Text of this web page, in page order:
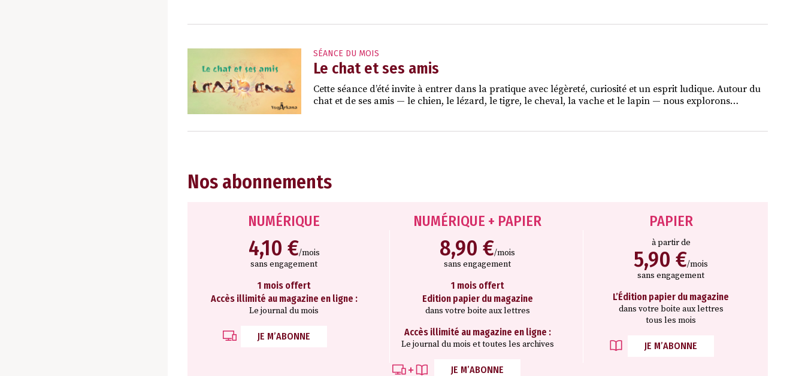
SÉANCE DU MOIS
Le chat et ses amis
Cette séance d’été invite à entrer dans la pratique avec légèreté, curiosité et un esprit ludique. Autour du
chat et de ses amis — le chien, le lézard, le tigre, le cheval, la vache et le lapin — nous explorons…
Nos abonnements
NUMÉRIQUE
4,10 €/mois
sans engagement
1 mois offert
Accès illimité au magazine en ligne :
Le journal du mois
JE M’ABONNE
NUMÉRIQUE + PAPIER
8,90 €/mois
sans engagement
1 mois offert
Edition papier du magazine
dans votre boite aux lettres
Accès illimité au magazine en ligne :
Le journal du mois et toutes les archives
JE M’ABONNE
PAPIER
à partir de
5,90 €/mois
sans engagement
L’Édition papier du magazine
dans votre boite aux lettres
tous les mois
JE M’ABONNE